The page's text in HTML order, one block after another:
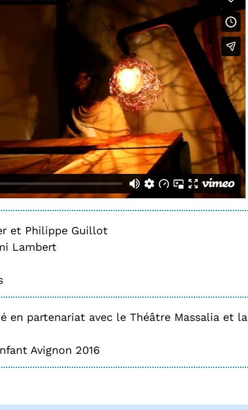
et Philippe Guillot
Lambert
en partenariat avec le Théâtre Massalia et la
Avignon 2016